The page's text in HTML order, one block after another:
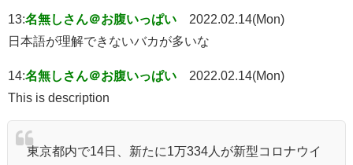
13:名無しさん＠お腹いっぱい
2022.02.14(Mon)
日本語が理解できないバカが多いな
14:名無しさん＠お腹いっぱい
2022.02.14(Mon)
This is description
東京都内で14日、新たに1万334人が新型コロナウイ